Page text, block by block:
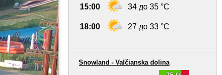
15:00 34 до 35 °C
18:00 27 до 33 °C
Snowland - Valčianska dolina